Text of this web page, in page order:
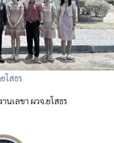
โสธร
นเลขา ผวจ.ยโสธร